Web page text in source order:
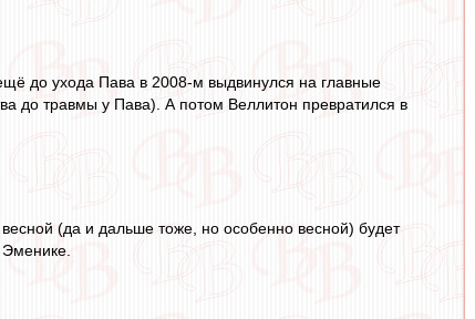
до ухода Пава в 2008-м выдвинулся на главные
до травмы у Пава). А потом Веллитон превратился в
(да и дальше тоже, но особенно весной) будет
Эменике.